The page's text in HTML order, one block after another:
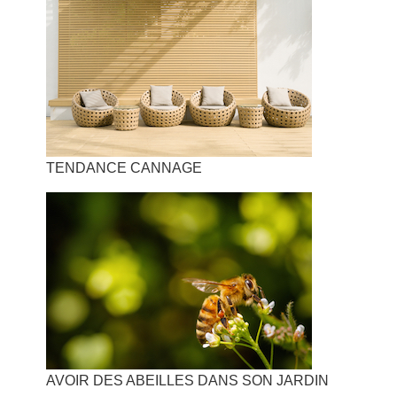
TENDANCE CANNAGE
AVOIR DES ABEILLES DANS SON JARDIN